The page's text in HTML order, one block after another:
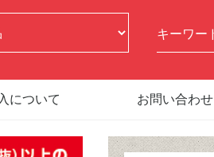
について お問い合わせ